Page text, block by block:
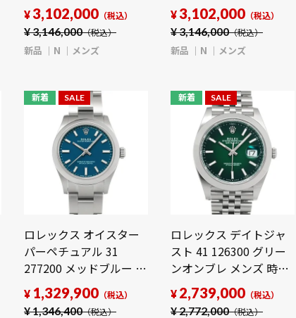
【新品】
【wristwatch】
¥3,146,000（税込）
¥ 3,102,000 （税込）
新品 N メンズ
【新品】
【wristwatch】
¥3,146,000（税込）
¥ 3,102,000 （税込）
新品 N メンズ
新着 SALE
ロレックス オイスター
パーペチュアル 31
277200 メッドブルー ユ
ニセックス 時計 【新
品】【wristwatch】
¥1,346,400（税込）
¥ 1,329,900 （税込）
新着 SALE
ロレックス デイトジャ
スト 41 126300 グリー
ンオンブレ メンズ 時計
【新品】
【wristwatch】
¥2,772,000（税込）
¥ 2,739,000 （税込）